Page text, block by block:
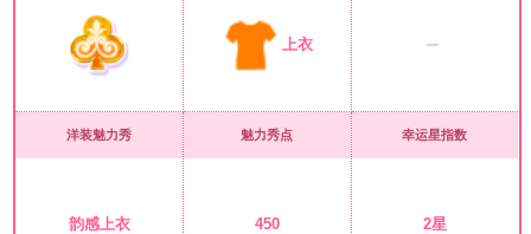
上衣
洋装魅力秀
韵感上衣
魅力秀点
450
幸运星指数
2星